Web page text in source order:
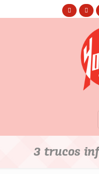
3 trucos